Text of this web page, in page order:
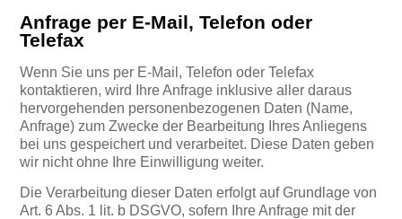
Anfrage per E-Mail, Telefon oder
Telefax
Wenn Sie uns per E-Mail, Telefon oder Telefax
kontaktieren, wird Ihre Anfrage inklusive aller daraus
hervorgehenden personenbezogenen Daten (Name,
Anfrage) zum Zwecke der Bearbeitung Ihres Anliegens
bei uns gespeichert und verarbeitet. Diese Daten geben
wir nicht ohne Ihre Einwilligung weiter.
Die Verarbeitung dieser Daten erfolgt auf Grundlage von
Art. 6 Abs. 1 lit. b DSGVO, sofern Ihre Anfrage mit der